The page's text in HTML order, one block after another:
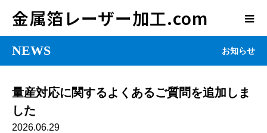
金属箔レーザー加工.com
NEWS お知らせ
量産対応に関するよくあるご質問を追加しま
した
2026.06.29